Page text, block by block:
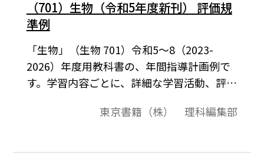
（701）生物（令和5年度新刊） 評価規
準例
「生物」（生物 701）令和5～8（2023-
2026）年度用教科書の、年間指導計画例で
す。学習内容ごとに、詳細な学習活動、評価
東京書籍（株） 理科編集部